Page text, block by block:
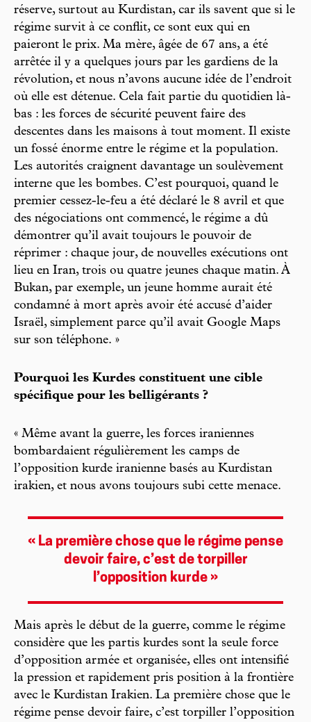
réserve, surtout au Kurdistan, car ils savent que si le
régime survit à ce conflit, ce sont eux qui en
paieront le prix. Ma mère, âgée de 67 ans, a été
arrêtée il y a quelques jours par les gardiens de la
révolution, et nous n’avons aucune idée de l’endroit
où elle est détenue. Cela fait partie du quotidien là-
bas : les forces de sécurité peuvent faire des
descentes dans les maisons à tout moment. Il existe
un fossé énorme entre le régime et la population.
Les autorités craignent davantage un soulèvement
interne que les bombes. C’est pourquoi, quand le
premier cessez-le-feu a été déclaré le 8 avril et que
des négociations ont commencé, le régime a dû
démontrer qu’il avait toujours le pouvoir de
réprimer : chaque jour, de nouvelles exécutions ont
lieu en Iran, trois ou quatre jeunes chaque matin. À
Bukan, par exemple, un jeune homme aurait été
condamné à mort après avoir été accusé d’aider
Israël, simplement parce qu’il avait Google Maps
sur son téléphone. »
Pourquoi les Kurdes constituent une cible
spécifique pour les belligérants ?
« Même avant la guerre, les forces iraniennes
bombardaient régulièrement les camps de
l’opposition kurde iranienne basés au Kurdistan
irakien, et nous avons toujours subi cette menace.
« La première chose que le régime pense
devoir faire, c’est de torpiller
l’opposition kurde »
Mais après le début de la guerre, comme le régime
considère que les partis kurdes sont la seule force
d’opposition armée et organisée, elles ont intensifié
la pression et rapidement pris position à la frontière
avec le Kurdistan Irakien. La première chose que le
régime pense devoir faire, c’est torpiller l’opposition